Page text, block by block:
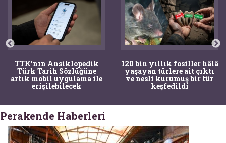
TTK'nın Ansiklopedik
Türk Tarih Sözlüğüne
artık mobil uygulama ile
erişilebilecek
120 bin yıllık fosiller hâlâ
yaşayan türlere ait çıktı
ve nesli kurumuş bir tür
keşfedildi
Perakende Haberleri